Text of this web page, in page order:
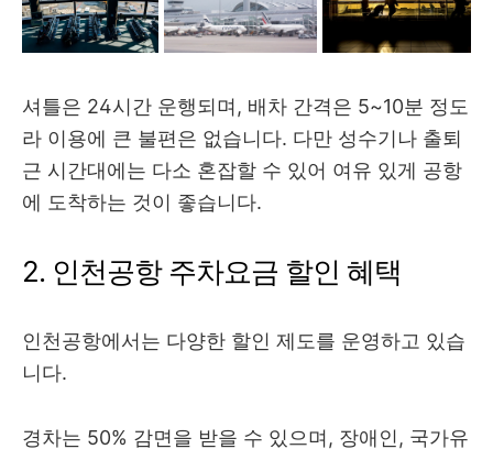
셔틀은 24시간 운행되며, 배차 간격은 5~10분 정도
라 이용에 큰 불편은 없습니다. 다만 성수기나 출퇴
근 시간대에는 다소 혼잡할 수 있어 여유 있게 공항
에 도착하는 것이 좋습니다.
2. 인천공항 주차요금 할인 혜택
인천공항에서는 다양한 할인 제도를 운영하고 있습
니다.
경차는 50% 감면을 받을 수 있으며, 장애인, 국가유